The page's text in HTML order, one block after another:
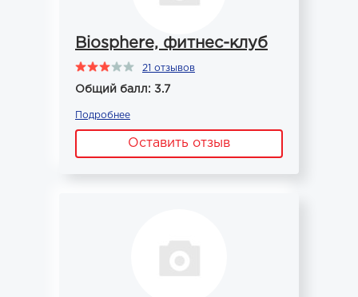
Biosphere, фитнес-клуб
21 отзывов
Общий балл: 3.7
Подробнее
Оставить отзыв